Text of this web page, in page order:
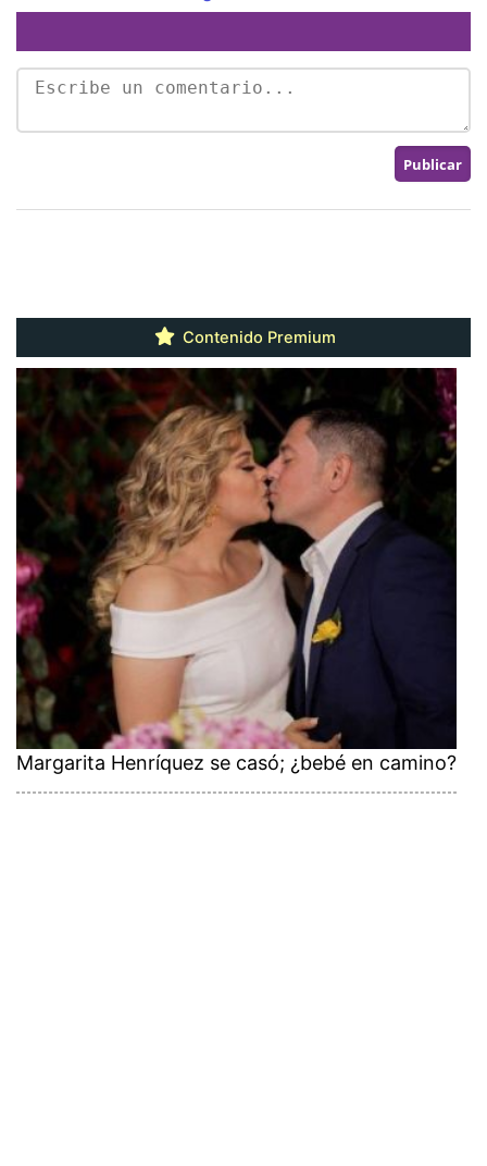
Contenido Premium
Margarita Henríquez se casó; ¿bebé en camino?